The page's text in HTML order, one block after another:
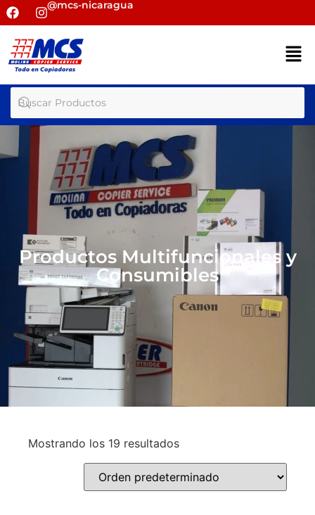
@mcs-nicaragua
Productos Multifuncionales y
Consumibles
Mostrando los 19 resultados